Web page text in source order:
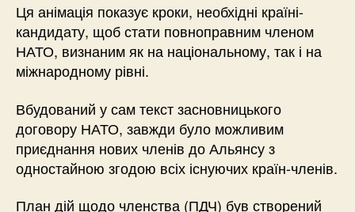
Ця анімація показує кроки, необхідні країні-
кандидату, щоб стати повноправним членом
НАТО, визнаним як на національному, так і на
міжнародному рівні.
Вбудований у сам текст засновницького
договору НАТО, завжди було можливим
приєднання нових членів до Альянсу з
одностайною згодою всіх існуючих країн-членів.
План дій щодо членства (ПДЧ) був створений